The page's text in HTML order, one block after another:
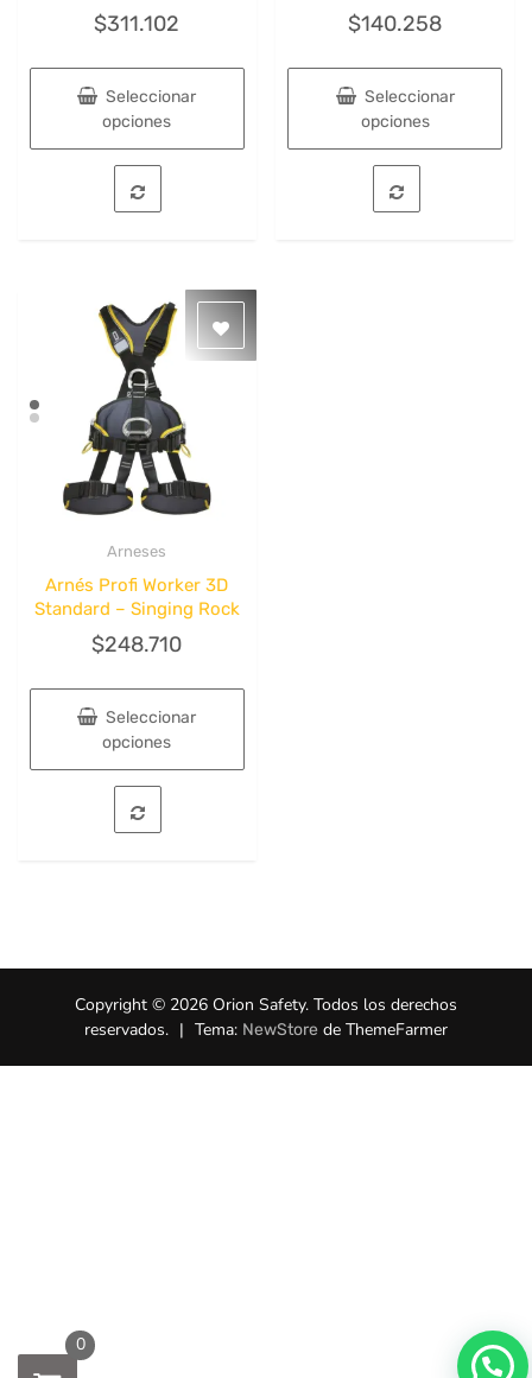
$311.102
Seleccionar
opciones
Este
producto
tiene
opciones
se
pueden
elegir
en
la
página
de
producto
$140.258
Seleccionar
opciones
Este
producto
tiene
Arneses
Arnés Profi Worker 3D
Standard – Singing Rock
$248.710
Seleccionar
opciones
Este
producto
tiene
elegir
en
Copyright © 2026 Orion Safety. Todos los derechos
reservados. | Tema: NewStore de ThemeFarmer
0